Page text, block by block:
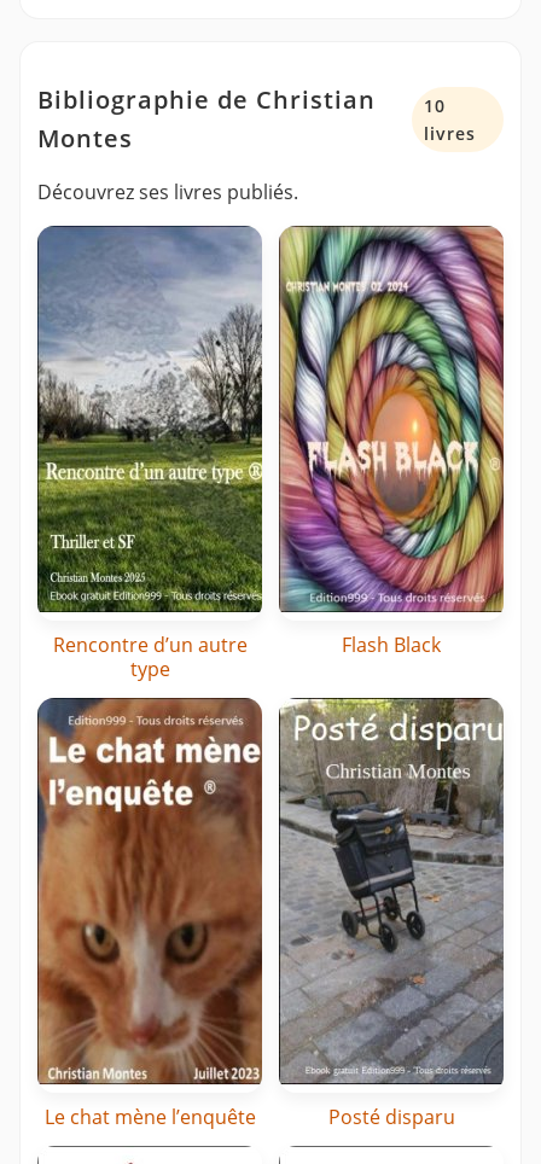
Bibliographie de Christian
Montes
10
livres
Découvrez ses livres publiés.
Rencontre d’un autre
type
Flash Black
Le chat mène l’enquête Posté disparu